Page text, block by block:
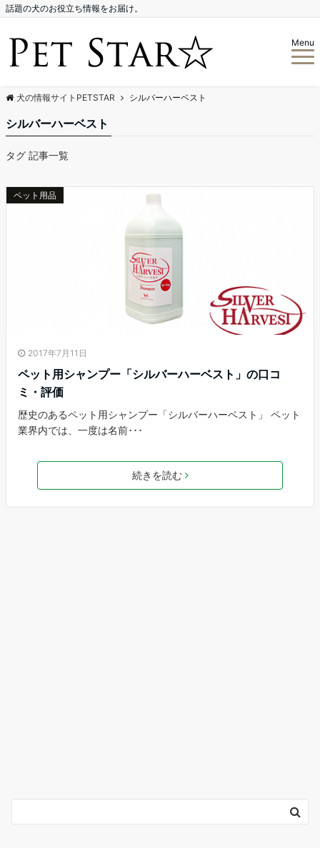
話題の犬のお役立ち情報をお届け。
Menu
犬の情報サイトPETSTAR シルバーハーベスト
シルバーハーベスト
タグ 記事一覧
ペット用品
2017年7月11日
ペット用シャンプー「シルバーハーベスト」の口コ
ミ・評価
歴史のあるペット用シャンプー「シルバーハーベスト」 ペット
業界内では、一度は名前･･･
続きを読む